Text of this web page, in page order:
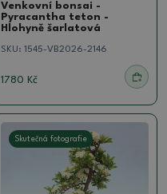
Venkovní bonsai -
Pyracantha teton -
Hlohyně šarlatová
SKU: 1545-VB2026-2146
1780 Kč
Skutečná fotografie